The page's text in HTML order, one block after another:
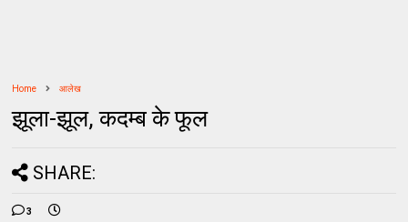
Home आलेख
झूला-झूल, कदम्ब के फूल
SHARE:
3